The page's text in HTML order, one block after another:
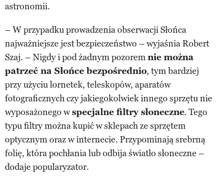
astronomii.
– W przypadku prowadzenia obserwacji Słońca
najważniejsze jest bezpieczeństwo – wyjaśnia Robert
Szaj. – Nigdy i pod żadnym pozoremnie można
patrzeć na Słońce bezpośrednio, tym bardziej
przy użyciu lornetek, teleskopów, aparatów
fotograficznych czy jakiegokolwiek innego sprzętu nie
wyposażonego wspecjalne filtry słoneczne. Tego
typu filtry można kupić w sklepach ze sprzętem
optycznym oraz w internecie. Przypominają srebrną
folię, która pochłania lub odbija światło słoneczne –
dodaje popularyzator.